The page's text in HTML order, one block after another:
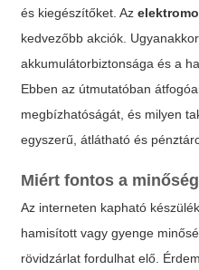
és kiegészítőket. Az
kedvezőbb akciók.
akkumulátorbiztonsága és a
Ebben az útmutatóban
megbízhatóságát, és milyen
egyszerű, átlátható és
Miért fontos a
Az interneten kapható
hamisított vagy gyenge
rövidzárlat fordulhat elő.